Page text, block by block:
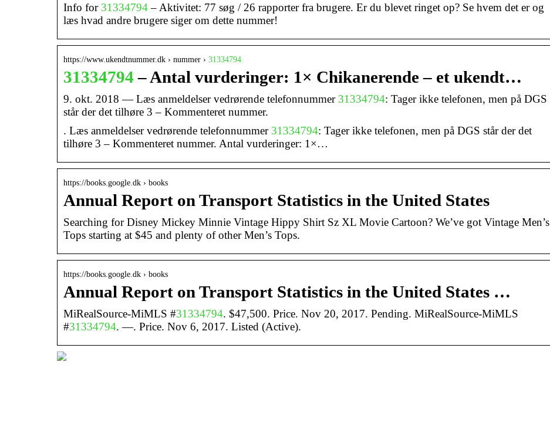
Info for 31334794– Aktivitet: 77 søg / 26 rapporter fra brugere. Er du blevet ringet op? Se hvem det er og
læs hvad andre brugere siger om dette nummer!
https://www.ukendtnummer.dk › nummer › 31334794
31334794 – Antal vurderinger: 1× Chikanerende – et ukendt…
9. okt. 2018 — Læs anmeldelser vedrørende telefonnummer 31334794: Tager ikke telefonen, men på DGS
står der det tilhøre 3 – Kommenteret nummer.
. Læs anmeldelser vedrørende telefonnummer 31334794: Tager ikke telefonen, men på DGS står der det
tilhøre 3 – Kommenteret nummer. Antal vurderinger: 1×…
https://books.google.dk › books
Annual Report on Transport Statistics in the United States
Searching for Disney Mickey Minnie Vintage Hippy Shirt Sz XL Movie Cartoon? We’ve got Vintage Men’s
Tops starting at $45 and plenty of other Men’s Tops.
https://books.google.dk › books
Annual Report on Transport Statistics in the United States …
MiRealSource-MiMLS #31334794. $47,500. Price. Nov 20, 2017. Pending. MiRealSource-MiMLS
#31334794. —. Price. Nov 6, 2017. Listed (Active).